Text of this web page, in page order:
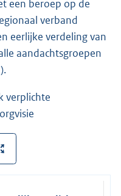
een beroep op de
verband
eerlijke verdeling van
aandachtsgroepen
verplichte